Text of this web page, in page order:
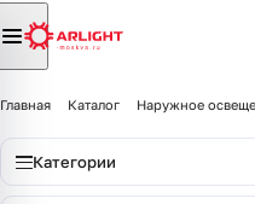
Главная Каталог Наружное
Категории